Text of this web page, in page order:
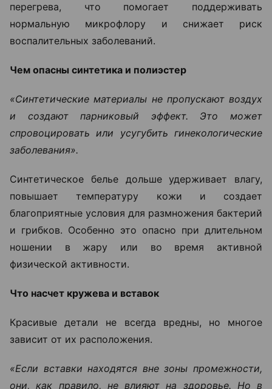
перегрева, что помогает поддерживать
нормальную микрофлору и снижает риск
воспалительных заболеваний.
Чем опасны синтетика и полиэстер
«Синтетические материалы не пропускают воздух
и создают парниковый эффект. Это может
спровоцировать или усугубить гинекологические
заболевания».
Синтетическое белье дольше удерживает влагу,
повышает температуру кожи и создает
благоприятные условия для размножения бактерий
и грибков. Особенно это опасно при длительном
ношении в жару или во время активной
физической активности.
Что насчет кружева и вставок
Красивые детали не всегда вредны, но многое
зависит от их расположения.
«Если вставки находятся вне зоны промежности,
они, как правило, не влияют на здоровье. Но в